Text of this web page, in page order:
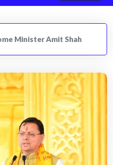
Minister Amit Shah